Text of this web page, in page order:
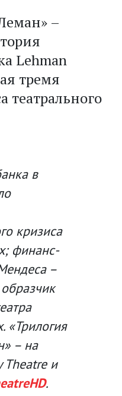
–
Lehman
тремя
театрального
в
кризиса
финанс-
–
«Трилогия
– на
Theatre и
.